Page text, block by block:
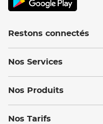
Restons connectés
Nos Services
Nos Produits
Nos Tarifs